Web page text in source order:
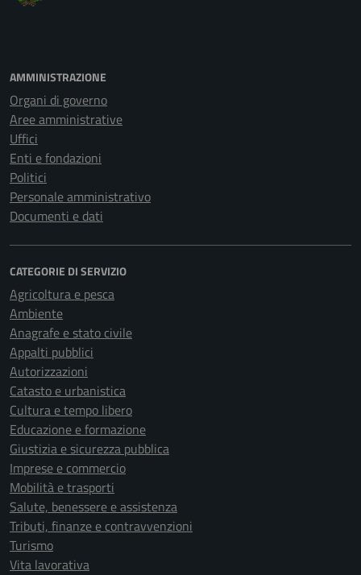
AMMINISTRAZIONE
Organi di governo
Aree amministrative
Uffici
Enti e fondazioni
Politici
Personale amministrativo
Documenti e dati
CATEGORIE DI SERVIZIO
Agricoltura e pesca
Ambiente
Anagrafe e stato civile
Appalti pubblici
Autorizzazioni
Catasto e urbanistica
Cultura e tempo libero
Educazione e formazione
Giustizia e sicurezza pubblica
Imprese e commercio
Mobilità e trasporti
Salute, benessere e assistenza
Tributi, finanze e contravvenzioni
Turismo
Vita lavorativa